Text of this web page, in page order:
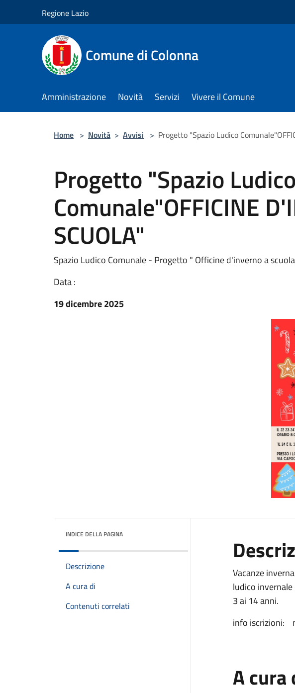
Regione Lazio
Comune di Colonna
Amministrazione Novità Servizi Vivere il Comune
Home > Novità > Avvisi > Progetto "Spazio Ludico
Progetto "Spazio Ludico
Comunale"OFFICINE
SCUOLA"
Spazio Ludico Comunale - Progetto " Officine d'inverno a
Data :
19 dicembre 2025
INDICE DELLA PAGINA
Descrizione
A cura di
Contenuti correlati
Vacanze
ludico
3 ai 14 anni.
info iscrizioni:
A cura